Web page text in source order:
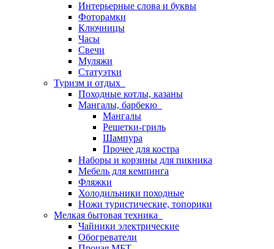
Интерьерные слова и буквы
Фоторамки
Ключницы
Часы
Свечи
Муляжи
Статуэтки
Туризм и отдых
Походные котлы, казаны
Мангалы, барбекю
Мангалы
Решетки-гриль
Шампура
Прочее для костра
Наборы и корзины для пикника
Мебель для кемпинга
Фляжки
Холодильники походные
Ножи туристические, топорики
Мелкая бытовая техника
Чайники электрические
Обогреватели